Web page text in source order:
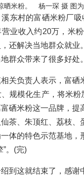
图
村的富硒米粉厂吸
业收入约20万，米
还解决当地群众就业
群众带来了很多好处。
负责人表示，富硒米
规模化生产，将米
硒米粉这一品牌，提
茶、朱顶红、荔枝、
体的特色示范基地
”。(完)
这就结束了，感谢中